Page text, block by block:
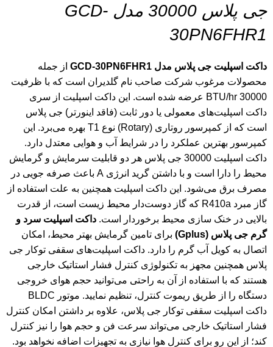
جی پلاس 30000 مدل GCD-
30PN6FHR1
داکت اسپلیت جی پلاس مدل GCD-30PN6FHR1
از جمله
محصولات مرغوب شرکت صاحب نام گلدیران است که با ظرفیت
30000 BTU/hr عرضه شده است. این داکت اسپلیت از سری
داکت اسپلیت‌های معمولی یا دور ثابت (فاقد اینورتر) جی پلاس
است که از کمپرسور روتاری (Rotary) نوع T1 بهره می‌برد. این
کمپرسور بهترین عملکرد را در شرایط آب و هوایی معتدل دارد.
داکت اسپلیت 30000 جی پلاس هر دو قابلیت سرمایش و گرمایش
محیط را دارا است و با داشتن گرید انرژی A باعث صرفه جویی در
مصرف برق می‌شود. این داکت اسپلیت همچنین به علت استفاده از
گاز مبرد R410a که گاز دوست‌دار محیط زیست است، از قدرت
بالایی در خنک سازی محیط برخوردار است. داکت اسپلیت سرد و
گرم جی پلاس (Gplus)
برای تامین گرمایش بهتر محیط، امکان
اتصال به کویل آب گرم را دارد. داکت اسپلیت‌های سقفی توکار جی
پلاس همچنین مجهز به تکنولوژی کنترل فشار استاتیک خارجی
هستند که با استفاده از آن به راحتی می‌توانید حجم هوای خروجی
دستگاه را از طریق ریموت کنترل، تنظیم نمایید. موتور BLDC
داکت اسپلیت سقفی توکار جی پلاس، علاوه بر داشتن امکان کنترل
فشار استاتیک خارجی می‌تواند سرعت فن و حجم هوا را نیز کنترل
کند؛ از این رو برای کنترل هوا نیازی به تجهیزات اضافه نخواهد بود.